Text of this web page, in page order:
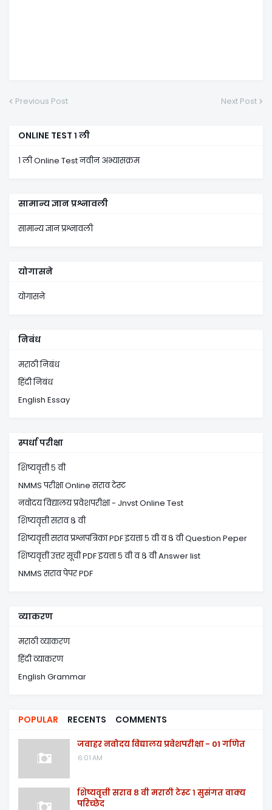
Previous Post Next Post
ONLINE TEST १ ली
१ ली Online Test नवीन अभ्यासक्रम
सामान्य ज्ञान प्रश्नावली
सामान्य ज्ञान प्रश्नावली
योगासने
योगासने
निबंध
मराठी निबंध
हिंदी निबंध
English Essay
स्पर्धा परीक्षा
शिष्यवृत्ती ५ वी
NMMS परीक्षा Online सराव टेस्ट
नवोदय विद्यालय प्रवेशपरीक्षा - Jnvst Online Test
शिष्यवृत्ती सराव ८ वी
शिष्यवृत्ती सराव प्रश्नपत्रिका PDF इयत्ता ५ वी व ८ वी Question Peper
शिष्यवृत्ती उत्तर सूची PDF इयत्ता ५ वी व ८ वी Answer list
NMMS सराव पेपर PDF
व्याकरण
मराठी व्याकरण
हिंदी व्याकरण
English Grammar
POPULAR RECENTS COMMENTS
जवाहर नवोदय विद्यालय प्रवेशपरीक्षा - 01 गणित
6:01 AM
शिष्यवृत्ती सराव ८ वी मराठी टेस्ट १ सुसंगत वाक्य
परिच्छेद